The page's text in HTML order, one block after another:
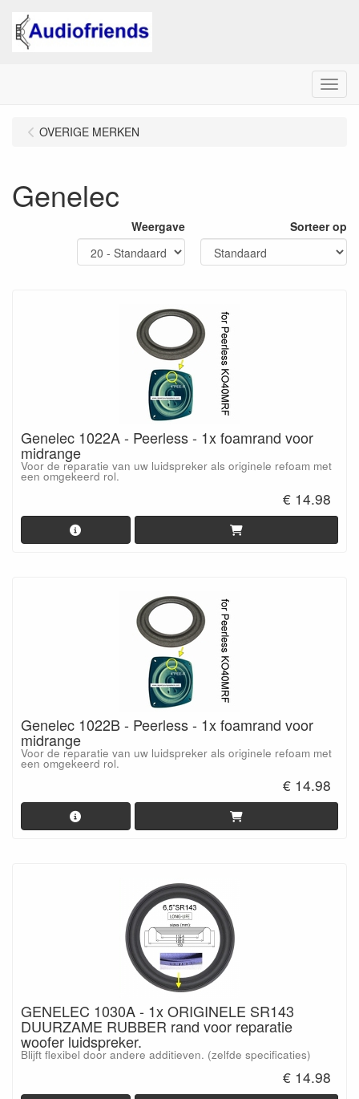
Menu
OVERIGE MERKEN
Genelec
Weergave Sorteer op
Genelec 1022A - Peerless - 1x foamrand voor
midrange
Voor de reparatie van uw luidspreker als originele refoam met
een omgekeerd rol.
€ 14.98
Genelec 1022B - Peerless - 1x foamrand voor
midrange
Voor de reparatie van uw luidspreker als originele refoam met
een omgekeerd rol.
€ 14.98
GENELEC 1030A - 1x ORIGINELE SR143
DUURZAME RUBBER rand voor reparatie
woofer luidspreker.
Blijft flexibel door andere additieven. (zelfde specificaties)
€ 14.98